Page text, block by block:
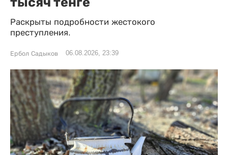
Раскрыты подробности жестокого
преступления.
Ербол Садыков 06.08.2026, 23:39